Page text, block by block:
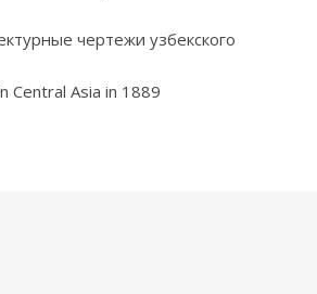
чертежи узбекского
Central Asia in 1889